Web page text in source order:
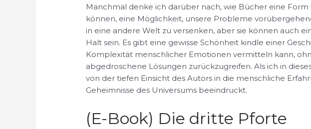
Manchmal denke ich darüber nach, wie Bücher eine
können, eine Möglichkeit, unsere Probleme
in eine andere Welt zu versenken, aber sie können auch
Halt sein. Es gibt eine gewisse Schönheit kindle einer
Komplexität menschlicher Emotionen vermitteln kann,
abgedroschene Lösungen zurückzugreifen. Als ich in
von der tiefen Einsicht des Autors in die menschliche
Geheimnisse des Universums beeindruckt.
(E-Book) Die dritte Pforte